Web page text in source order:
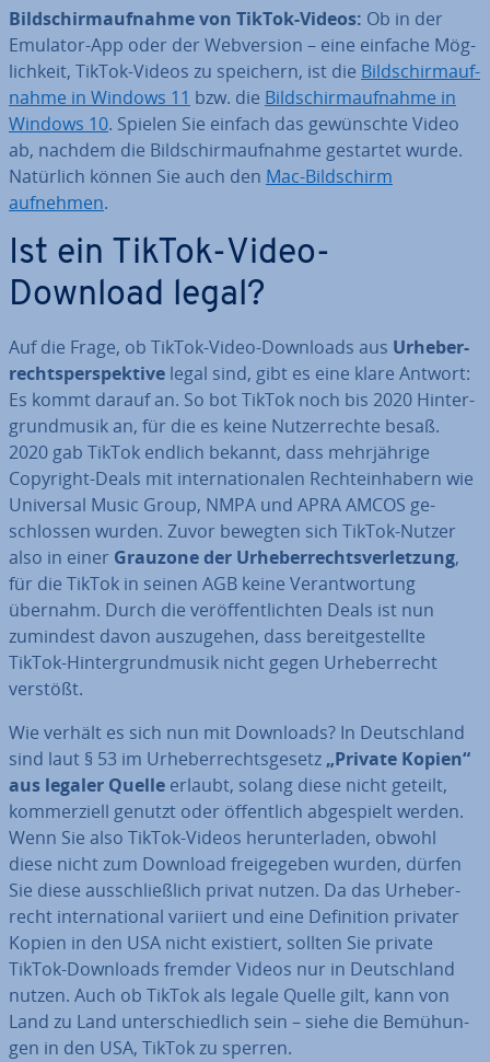
Bild­schirm­auf­nah­me von TikTok-Videos: Ob in der
Emulator-App oder der Web­ver­si­on – eine einfache Mög­
lich­keit, TikTok-Videos zu speichern, ist die Bild­schirm­auf­
nah­me in Windows 11 bzw. die Bild­schirm­auf­nah­me in
Windows 10. Spielen Sie einfach das ge­wünsch­te Video
ab, nachdem die Bild­schirm­auf­nah­me gestartet wurde.
Natürlich können Sie auch den Mac-Bild­schirm
aufnehmen.
Ist ein TikTok-Video-
Download legal?
Auf die Frage, ob TikTok-Video-Downloads aus Ur­he­ber­
rechts­per­spek­ti­ve legal sind, gibt es eine klare Antwort:
Es kommt darauf an. So bot TikTok noch bis 2020 Hin­ter­
grund­mu­sik an, für die es keine Nut­zer­rech­te besaß.
2020 gab TikTok endlich bekannt, dass mehr­jäh­ri­ge
Copyright-Deals mit in­ter­na­tio­na­len Rech­te­inha­bern wie
Universal Music Group, NMPA und APRA AMCOS ge­
schlos­sen wurden. Zuvor bewegten sich TikTok-Nutzer
also in einer Grauzone der Ur­he­ber­rechts­ver­let­zung,
für die TikTok in seinen AGB keine Ver­ant­wor­tung
übernahm. Durch die ver­öf­fent­lich­ten Deals ist nun
zumindest davon aus­zu­ge­hen, dass be­reit­ge­stell­te
TikTok-Hin­ter­grund­mu­sik nicht gegen Ur­he­ber­recht
verstößt.
Wie verhält es sich nun mit Downloads? In Deutsch­land
sind laut § 53 im Ur­he­ber­rechts­ge­setz „Private Kopien“
aus legaler Quelle erlaubt, solang diese nicht geteilt,
kom­mer­zi­ell genutzt oder öf­fent­lich ab­ge­spielt werden.
Wenn Sie also TikTok-Videos her­un­ter­la­den, obwohl
diese nicht zum Download frei­ge­ge­ben wurden, dürfen
Sie diese aus­schließ­lich privat nutzen. Da das Ur­he­ber­
recht in­ter­na­tio­nal variiert und eine De­fi­ni­ti­on privater
Kopien in den USA nicht existiert, sollten Sie private
TikTok-Downloads fremder Videos nur in Deutsch­land
nutzen. Auch ob TikTok als legale Quelle gilt, kann von
Land zu Land un­ter­schied­lich sein – siehe die Be­mü­hun­
gen in den USA, TikTok zu sperren.